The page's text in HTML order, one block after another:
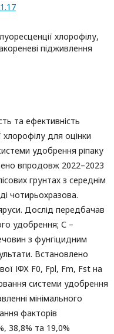
хлорофілу,
підживлення
та ефективність
хлорофілу для оцінки
удобрення ріпаку
впродовж 2022–2023
грунтах з середнім
чотирьохразова.
Дослід передбачав
удобрення; С –
з фунгіцидним
Встановлено
ІФХ F0, Fpl, Fm, Fst на
системи удобрення
мінімального
факторів
38,8% та 19,0%